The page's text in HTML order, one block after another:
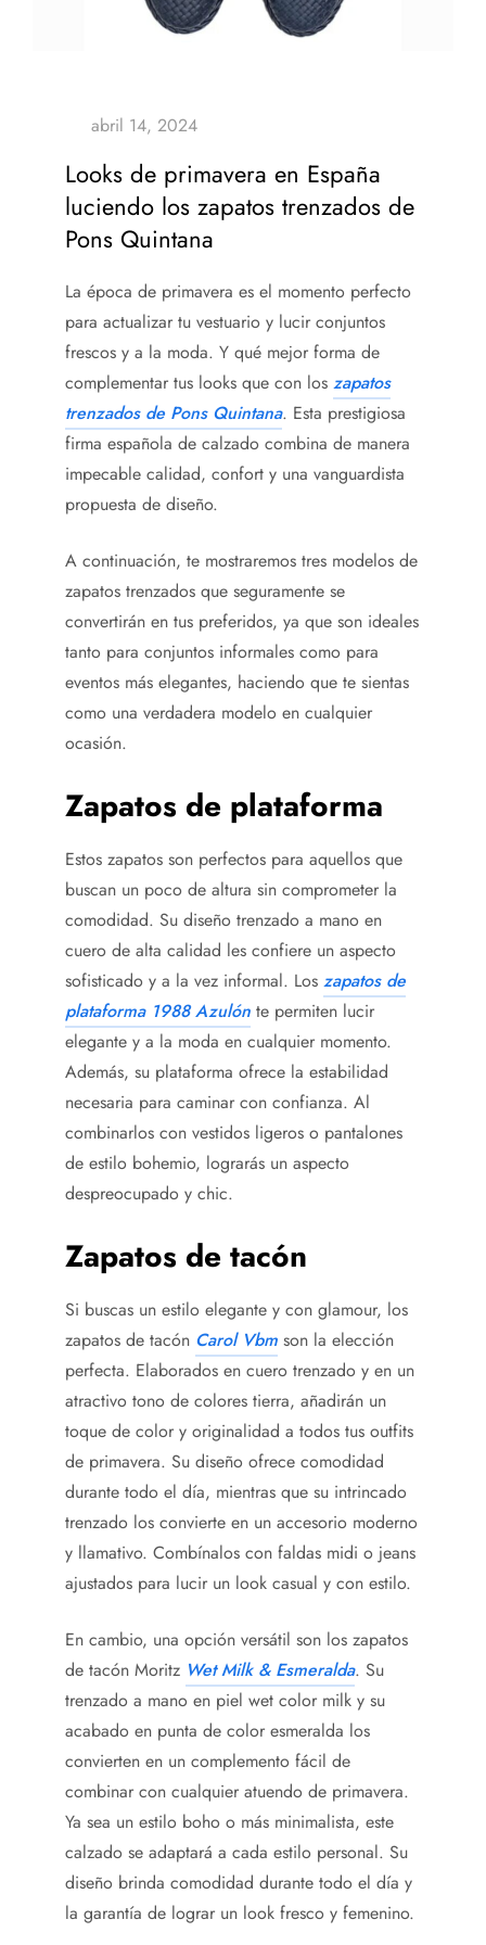
Looks de primavera en España
luciendo los zapatos trenzados de
Pons Quintana
La época de primavera es el momento perfecto
para actualizar tu vestuario y lucir conjuntos
frescos y a la moda. Y qué mejor forma de
complementar tus looks que con los zapatos
trenzados de Pons Quintana. Esta prestigiosa
firma española de calzado combina de manera
impecable calidad, confort y una vanguardista
propuesta de diseño.
A continuación, te mostraremos tres modelos de
zapatos trenzados que seguramente se
convertirán en tus preferidos, ya que son ideales
tanto para conjuntos informales como para
eventos más elegantes, haciendo que te sientas
como una verdadera modelo en cualquier
ocasión.
Zapatos de plataforma
Estos zapatos son perfectos para aquellos que
buscan un poco de altura sin comprometer la
comodidad. Su diseño trenzado a mano en
cuero de alta calidad les confiere un aspecto
sofisticado y a la vez informal. Los zapatos de
plataforma 1988 Azulón te permiten lucir
elegante y a la moda en cualquier momento.
Además, su plataforma ofrece la estabilidad
necesaria para caminar con confianza. Al
combinarlos con vestidos ligeros o pantalones
de estilo bohemio, lograrás un aspecto
despreocupado y chic.
Zapatos de tacón
Si buscas un estilo elegante y con glamour, los
zapatos de tacón Carol Vbm son la elección
perfecta. Elaborados en cuero trenzado y en un
atractivo tono de colores tierra, añadirán un
toque de color y originalidad a todos tus outfits
de primavera. Su diseño ofrece comodidad
durante todo el día, mientras que su intrincado
trenzado los convierte en un accesorio moderno
y llamativo. Combínalos con faldas midi o jeans
ajustados para lucir un look casual y con estilo.
En cambio, una opción versátil son los zapatos
de tacón Moritz Wet Milk & Esmeralda. Su
trenzado a mano en piel wet color milk y su
acabado en punta de color esmeralda los
convierten en un complemento fácil de
combinar con cualquier atuendo de primavera.
Ya sea un estilo boho o más minimalista, este
calzado se adaptará a cada estilo personal. Su
diseño brinda comodidad durante todo el día y
la garantía de lograr un look fresco y femenino.